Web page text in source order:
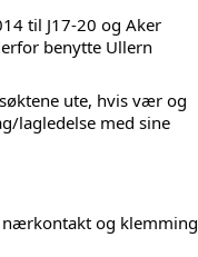
til J17-20 og Aker
benytte Ullern
ute, hvis vær og
lagledelse med sine
nærkontakt og klemming